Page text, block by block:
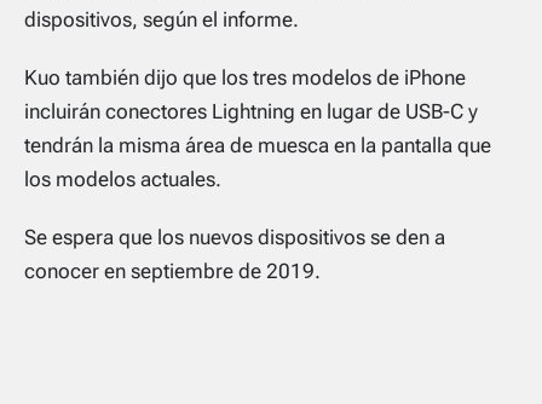
dispositivos, según el informe.
Kuo también dijo que los tres modelos de iPhone
incluirán conectores Lightning en lugar de USB-C y
tendrán la misma área de muesca en la pantalla que
los modelos actuales.
Se espera que los nuevos dispositivos se den a
conocer en septiembre de 2019.